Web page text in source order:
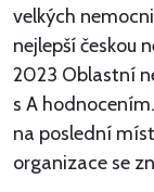
velkých
nejlepší českou
2023 Oblastní
s A
na poslední
organizace se